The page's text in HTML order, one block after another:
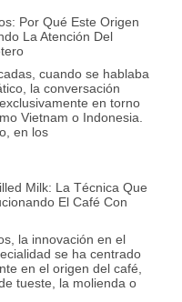
Por Qué Este Origen
La Atención Del
cuando se hablaba
la conversación
en torno
Vietnam o Indonesia.
en los
Milk: La Técnica Que
El Café Con
la innovación en el
se ha centrado
en el origen del café,
tueste, la molienda o